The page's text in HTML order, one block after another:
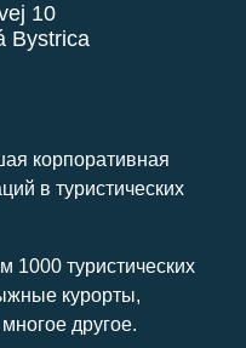
10
Bystrica
корпоративная
в туристических
1000 туристических
курорты,
другое.